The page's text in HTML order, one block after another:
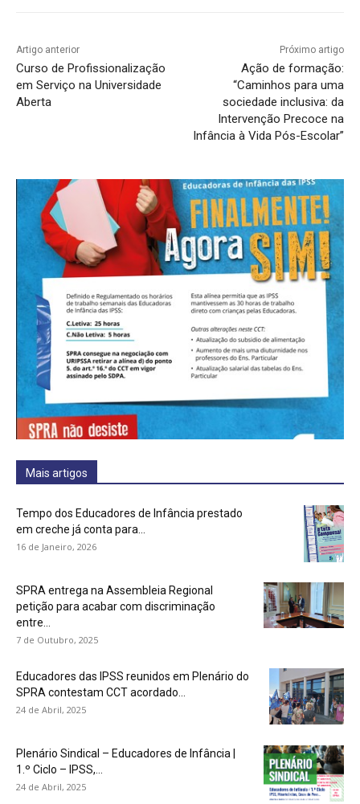
Artigo anterior
Curso de Profissionalização
em Serviço na Universidade
Aberta
Próximo artigo
Ação de formação:
“Caminhos para uma
sociedade inclusiva: da
Intervenção Precoce na
Infância à Vida Pós-Escolar”
Mais artigos
Tempo dos Educadores de Infância prestado
em creche já conta para...
16 de Janeiro, 2026
SPRA entrega na Assembleia Regional
petição para acabar com discriminação
entre...
7 de Outubro, 2025
Educadores das IPSS reunidos em Plenário do
SPRA contestam CCT acordado...
24 de Abril, 2025
Plenário Sindical – Educadores de Infância |
1.º Ciclo – IPSS,...
24 de Abril, 2025